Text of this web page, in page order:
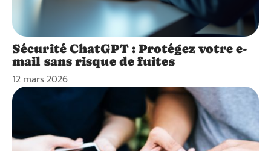
Sécurité ChatGPT : Protégez votre e-
mail sans risque de fuites
12 mars 2026